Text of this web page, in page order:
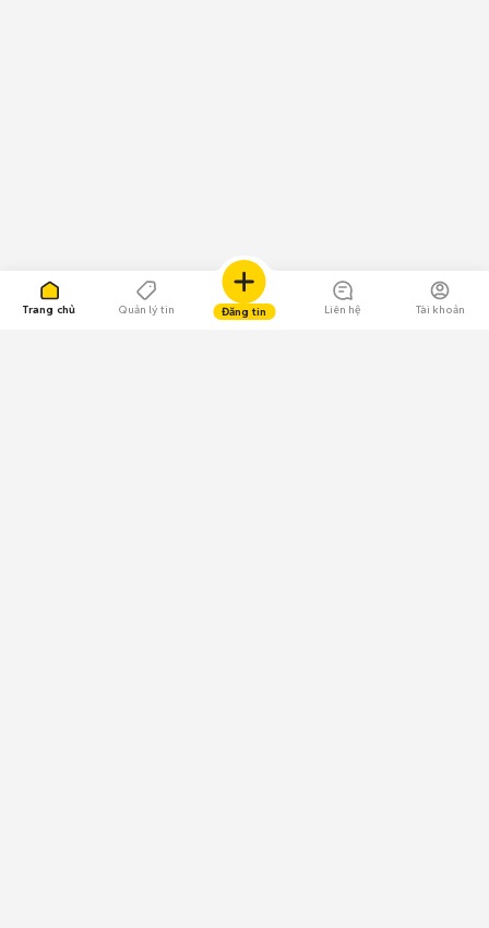
Trang chủ Quản lý tin Đăng tin Liên hệ Tài khoản